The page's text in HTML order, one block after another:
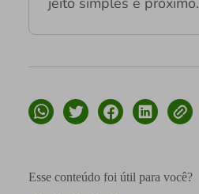
Esse conteúdo foi útil para você?